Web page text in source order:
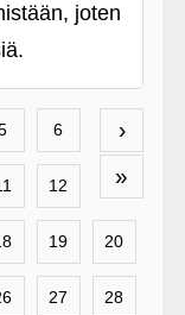
joten
›
»
6
12
19 20
27 28